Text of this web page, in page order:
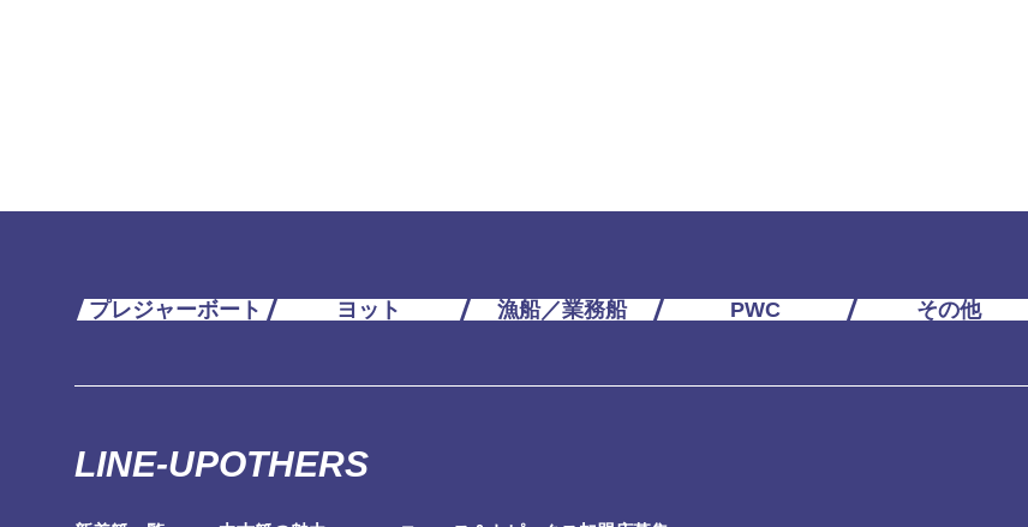
プレジャーボート ヨット 漁船／業務船 PWC その他
LINE-UPOTHERS